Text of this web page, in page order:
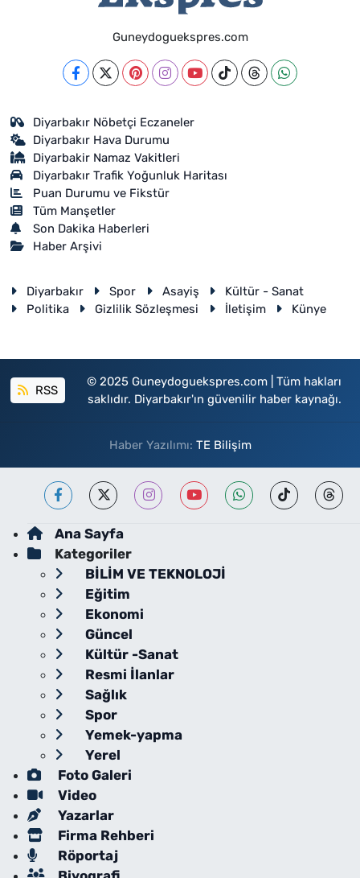
Guneydoguekspres.com
Diyarbakır Nöbetçi Eczaneler
Diyarbakır Hava Durumu
Diyarbakir Namaz Vakitleri
Diyarbakır Trafik Yoğunluk Haritası
Puan Durumu ve Fikstür
Tüm Manşetler
Son Dakika Haberleri
Haber Arşivi
Diyarbakır Spor Asayiş
Kültür - Sanat
Politika
Gizlilik Sözleşmesi İletişim Künye
RSS
© 2025 Guneydoguekspres.com | Tüm hakları
saklıdır. Diyarbakır'ın güvenilir haber kaynağı.
Haber Yazılımı: TE Bilişim
Ana Sayfa
Kategoriler
BİLİM VE TEKNOLOJİ
Eğitim
Ekonomi
Güncel
Kültür -Sanat
Resmi İlanlar
Sağlık
Spor
Yemek-yapma
Yerel
Foto Galeri
Video
Yazarlar
Firma Rehberi
Röportaj